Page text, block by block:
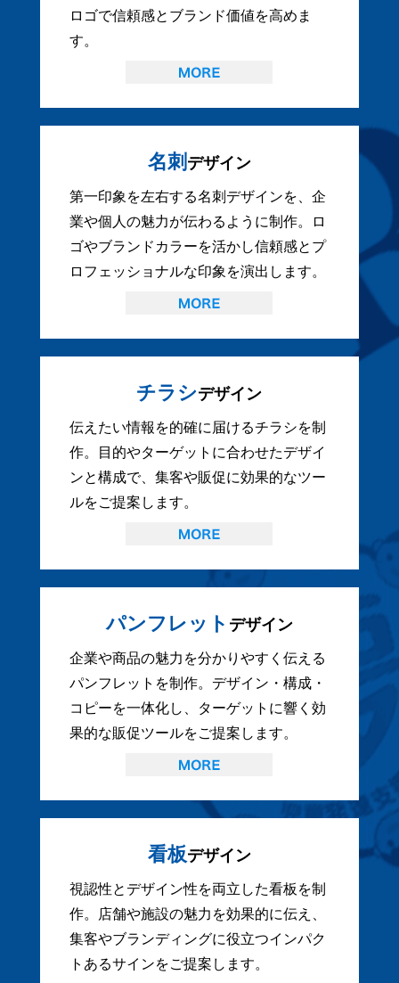
ロゴで信頼感とブランド価値を高めま
す。
名刺 デザイン
第一印象を左右する名刺デザインを、企
業や個人の魅力が伝わるように制作。ロ
ゴやブランドカラーを活かし信頼感とプ
ロフェッショナルな印象を演出します。
チラシデザイン
伝えたい情報を的確に届けるチラシを制
作。目的やターゲットに合わせたデザイ
ンと構成で、集客や販促に効果的なツー
ルをご提案します。
パンフレット デザイン
企業や商品の魅力を分かりやすく伝える
パンフレットを制作。デザイン・構成・
コピーを一体化し、ターゲットに響く効
果的な販促ツールをご提案します。
看板デザイン
視認性とデザイン性を両立した看板を制
作。店舗や施設の魅力を効果的に伝え、
集客やブランディングに役立つインパク
トあるサインをご提案します。